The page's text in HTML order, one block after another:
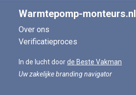
Warmtepomp-monteurs.nl
Over ons
Verificatieproces
In de lucht doorde Beste Vakman
Uw zakelijke branding navigator